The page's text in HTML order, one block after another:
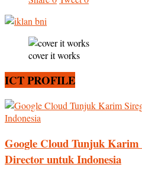
cover it works
ICT PROFILE
Google Cloud Tunjuk
Director untuk Indonesia